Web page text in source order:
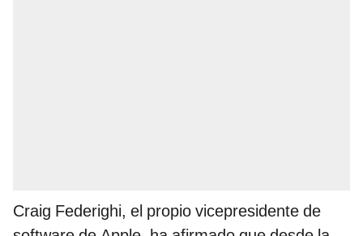
Craig Federighi, el propio vicepresidente de